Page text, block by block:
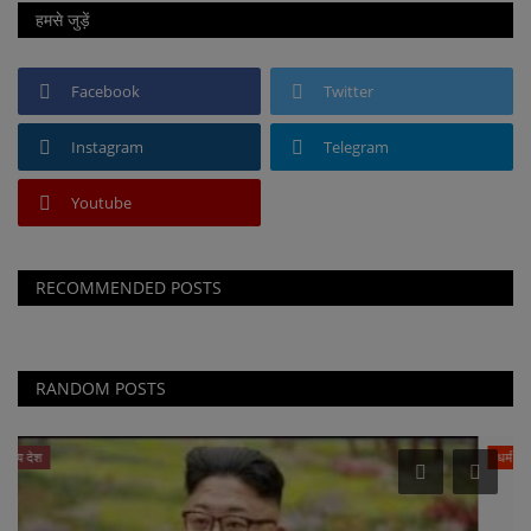
हमसे जुड़ें
Facebook Twitter
Instagram Telegram
Youtube
RECOMMENDED POSTS
RANDOM POSTS
धर्म एवं ज्योतिष